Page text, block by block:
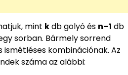
mint kdb golyó és n–1 db
sorban. Bármely sorrend
kombinációnak. Az
száma az alábbi: